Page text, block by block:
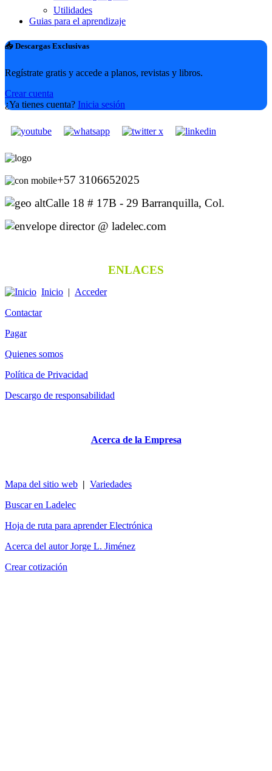
Utilidades
Guias para el aprendizaje
📥 Descargas Exclusivas
Regístrate gratis y accede a planos, revistas y libros.
Crear cuenta
¿Ya tienes cuenta? Inicia sesión
+57 3106652025
Calle 18 # 17B - 29 Barranquilla, Col.
director @ ladelec.com
ENLACES
Inicio | Acceder
Contactar
Pagar
Quienes somos
Política de Privacidad
Descargo de responsabilidad
Acerca de la Empresa
Mapa del sitio web | Variedades
Buscar en Ladelec
Hoja de ruta para aprender Electrónica
Acerca del autor Jorge L. Jiménez
Crear cotización